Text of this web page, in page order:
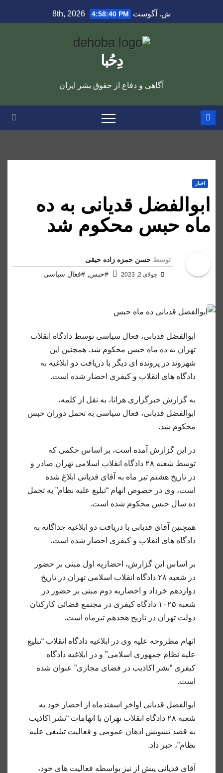
to
ش. آگوست 8th, 2026 4:58:41 PM
دِحُبا
آگاهی و دفاع از حقوق بشر ایران
اخبار
ابوالفضل قدیانی به ده
ماه حبس محکوم شد
توسط حسن حمزه زاده حیقی
جولای 2, 2023 #حبس, #فعال سیاسی
ابوالفضل قدیانی، فعال سیاسی توسط دادگاه انقلاب
تهران به ده ماه حبس محکوم شد. همچنین این
شهروند در پرونده ای دیگر با دریافت دو ابلاغیه به
دادگاه های انقلاب و کیفری احضار شده است.
به گزارش خبرگزاری هرانا، به نقل از کلمه،
ابوالفضل قدیانی، فعال سیاسی به تحمل دوران حبس
محکوم شد.
در این گزارش آمده است، بر اساس حکمی که
توسط شعبه ۲۸ دادگاه‌ انقلاب اسلامی تهران صادر و
در تاریخ هشتم تیر ماه به آقای قدیانی ابلاغ شده
است، وی در خصوص اتهام “تبلیغ علیه نظام” به تحمل
ده سال حبس محکوم شده است.
همچنین آقای قدیانی با دریافت دو ابلاغیه جداگانه به
دادگاه های انقلاب و کیفری احضار شده است.
بر اساس این گزارش، احضاریه اول مبنی بر حضور
در شعبه ۲۸ دادگاه انقلاب اسلامی تهران در تاریخ
دوازدهم خرداد و احضاریه دوم مبنی بر حضور در
شعبه ۱۰۲۵ دادگاه کیفری در مجتمع قضائی کارکنان
دولت تهران در تاریخ هجدهم تیرماه است.
اتهام مطروحه علیه وی در ابلاغیه دادگاه انقلاب “تبلیغ
علیه نظام جمهوری اسلامی” و در ابلاغیه دادگاه
کیفری “نشر اکاذیب در فضای مجازی” عنوان شده
است.
ابوالفضل قدیانی اواخر اسفندماه از احضار خود به
شعبه ۲۸ دادگاه انقلاب تهران با اتهامات “نشر اکاذیب
به قصد تشویش اذهان عمومی و فعالیت تبلیغی علیه
نظام”، خبر داد.
آقای قدیانی پیش از نیز بواسطه فعالیت های خود،